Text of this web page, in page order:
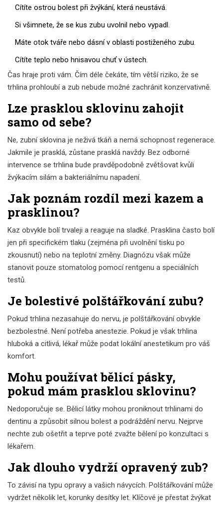
Cítíte ostrou bolest při žvýkání, která neustává.
Si všimnete, že se kus zubu uvolnil nebo vypadl.
Máte otok tváře nebo dásní v oblasti postiženého zubu.
Cítíte teplo nebo hnisavou chuť v ústech.
Čas hraje proti vám. Čím déle čekáte, tím větší riziko, že se
trhlina prohloubí a zub nebude možné zachránit konzervativně.
Lze prasklou sklovinu zahojit
samo od sebe?
Ne, zubní sklovina je neživá tkáň a nemá schopnost regenerace.
Jakmile je prasklá, zůstane prasklá navždy. Bez odborné
intervence se trhlina bude pravděpodobně zvětšovat kvůli
žvýkacím silám a bakteriálnímu napadení.
Jak poznám rozdíl mezi kazem a
prasklinou?
Kaz obvykle bolí trvaleji a reaguje na sladké. Prasklina často bolí
jen při specifickém tlaku (zejména při uvolnění tisku po
zkousnutí) nebo na teplotní změny. Diagnózu však může
stanovit pouze stomatolog pomocí rentgenu a speciálních
testů.
Je bolestivé polštářkování zubu?
Pokud trhlina nezasahuje do nervu, je polštářkování obvykle
bezbolestné. Není potřeba anestezie. Pokud je však trhlina
hluboká a citlivá, lékař může podat lokální anestetikum pro váš
komfort.
Mohu používat bělicí pásky,
pokud mám prasklou sklovinu?
Nedoporučuje se. Bělicí látky mohou proniknout trhlinami do
dentinu a způsobit silnou bolest a podráždění nervu. Nejprve
nechte zub ošetřit a teprve poté zvažte bělení po konzultaci s
lékařem.
Jak dlouho vydrží opravený zub?
To závisí na typu opravy a vašich návycích. Polštářkování může
vydržet několik let, korunky desítky let. Klíčové je přestat žvýkat